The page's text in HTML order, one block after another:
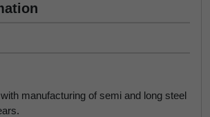
manufacturing of semi and long steel